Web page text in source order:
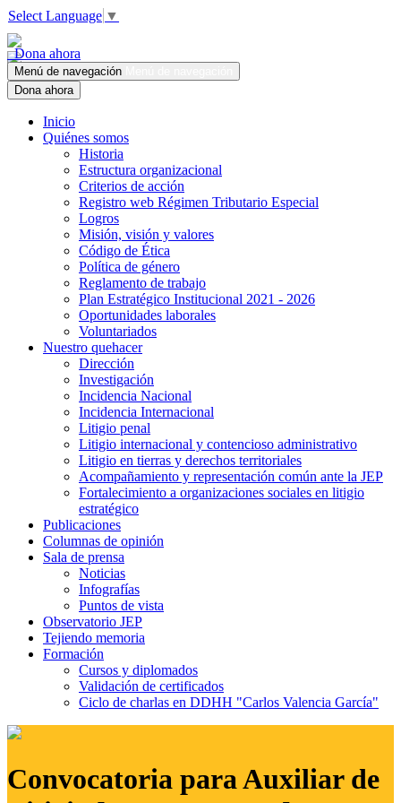
Select Language ▼
Dona ahora
Menú de navegación
Dona ahora
Inicio
Quiénes somos
Historia
Estructura organizacional
Criterios de acción
Registro web Régimen Tributario Especial
Logros
Misión, visión y valores
Código de Ética
Política de género
Reglamento de trabajo
Plan Estratégico Institucional 2021 - 2026
Oportunidades laborales
Voluntariados
Nuestro quehacer
Dirección
Investigación
Incidencia Nacional
Incidencia Internacional
Litigio penal
Litigio internacional y contencioso administrativo
Litigio en tierras y derechos territoriales
Acompañamiento y representación común ante la JEP
Fortalecimiento a organizaciones sociales en litigio
estratégico
Publicaciones
Columnas de opinión
Sala de prensa
Noticias
Infografías
Puntos de vista
Observatorio JEP
Tejiendo memoria
Formación
Cursos y diplomados
Validación de certificados
Ciclo de charlas en DDHH "Carlos Valencia García"
Convocatoria para Auxiliar de